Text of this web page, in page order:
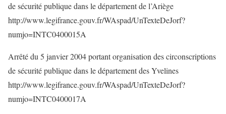
de sécurité publique dans le département de l’Ariège
http://www.legifrance.gouv.fr/WAspad/UnTexteDeJorf?
numjo=INTC0400015A
Arrêté du 5 janvier 2004 portant organisation des circonscriptions
de sécurité publique dans le département des Yvelines
http://www.legifrance.gouv.fr/WAspad/UnTexteDeJorf?
numjo=INTC0400017A